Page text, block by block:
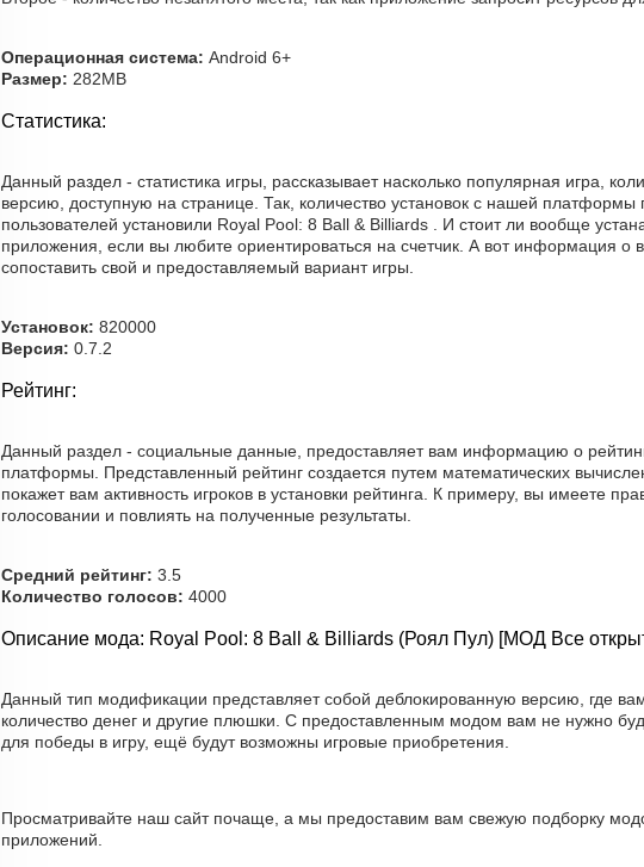
Операционная система: Android 6+
Размер: 282MB
Статистика:
Данный раздел - статистика игры, рассказывает насколько популярная игра,
версию, доступную на странице. Так, количество установок с нашей платформы
пользователей установили Royal Pool: 8 Ball & Billiards . И стоит ли вообще
приложения, если вы любите ориентироваться на счетчик. А вот информация о
сопоставить свой и предоставляемый вариант игры.
Установок: 820000
Версия: 0.7.2
Рейтинг:
Данный раздел - социальные данные, предоставляет вам информацию о
платформы. Представленный рейтинг создается путем математических
покажет вам активность игроков в установки рейтинга. К примеру, вы имеете
голосовании и повлиять на полученные результаты.
Средний рейтинг: 3.5
Количество голосов: 4000
Описание мода: Royal Pool: 8 Ball & Billiards (Роял Пул) [МОД Все
Данный тип модификации представляет собой деблокированную версию, где
количество денег и другие плюшки. С предоставленным модом вам не нужно
для победы в игру, ещё будут возможны игровые приобретения.
Просматривайте наш сайт почаще, а мы предоставим вам свежую подборку
приложений.